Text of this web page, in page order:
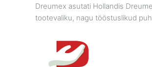
Dreumex asutati Hollandis
tootevaliku, nagu tööstuslikud